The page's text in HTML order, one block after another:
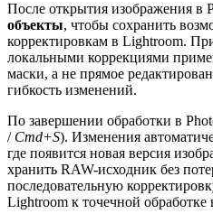
После открытия изображения в
объекты, чтобы сохранить
корректировкам в Lightroom.
локальными коррекциями
маски, а не прямое
гибкость изменений.
По завершении обработки в
/ Cmd+S). Изменения
где появится новая версия
хранить RAW-исходник без
последовательную
Lightroom к точечной обработке